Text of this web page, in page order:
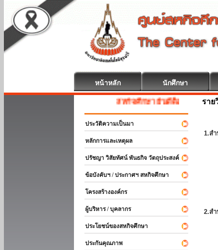
หน้าหลัก นักศึกษา
สหกิจศึกษา ยินดีต้อนรับ
ประวัติความเป็นมา
หลักการและเหตุผล
ปรัชญา วิสัยทัศน์ พันธกิจ วัตถุประสงค์
ข้อบังคับฯ / ประกาศฯ สหกิจศึกษา
โครงสร้างองค์กร
ผู้บริหาร / บุคลากร
ประโยชน์ของสหกิจศึกษา
ประกันคุณภาพ
ราย
1.ส
2.ส